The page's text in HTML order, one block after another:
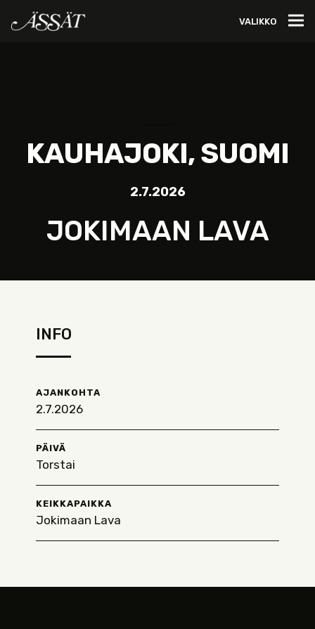
VALIKKO
KAUHAJOKI, SUOMI
2.7.2026
JOKIMAAN LAVA
INFO
AJANKOHTA
2.7.2026
PÄIVÄ
Torstai
KEIKKAPAIKKA
Jokimaan Lava